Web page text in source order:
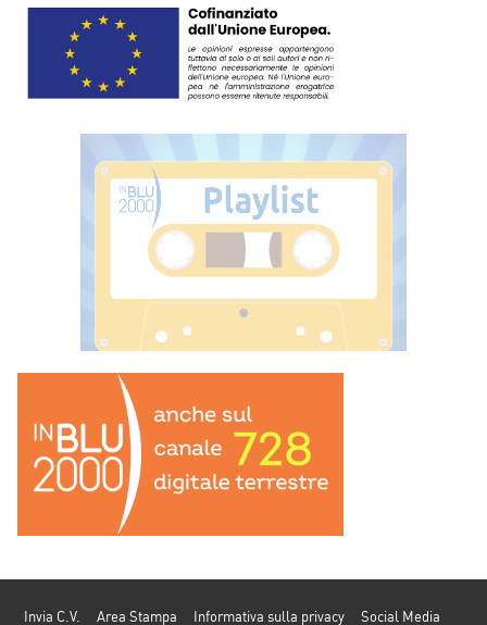
Invia C.V. Area Stampa Informativa sulla privacy Social Media